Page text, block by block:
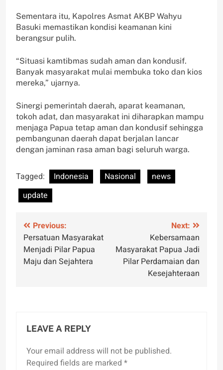
Sementara itu, Kapolres Asmat AKBP Wahyu
Basuki memastikan kondisi keamanan kini
berangsur pulih.
“Situasi kamtibmas sudah aman dan kondusif.
Banyak masyarakat mulai membuka toko dan kios
mereka,” ujarnya.
Sinergi pemerintah daerah, aparat keamanan,
tokoh adat, dan masyarakat ini diharapkan mampu
menjaga Papua tetap aman dan kondusif sehingga
pembangunan daerah dapat berjalan lancar
dengan jaminan rasa aman bagi seluruh warga.
Tagged: Indonesia Nasional
news
update
Post
navigation
Previous:
Persatuan Masyarakat
Menjadi Pilar Papua
Maju dan Sejahtera
Next:
Kebersamaan
Masyarakat Papua Jadi
Pilar Perdamaian dan
Kesejahteraan
LEAVE A REPLY
Your email address will not be published.
Required fields are marked *